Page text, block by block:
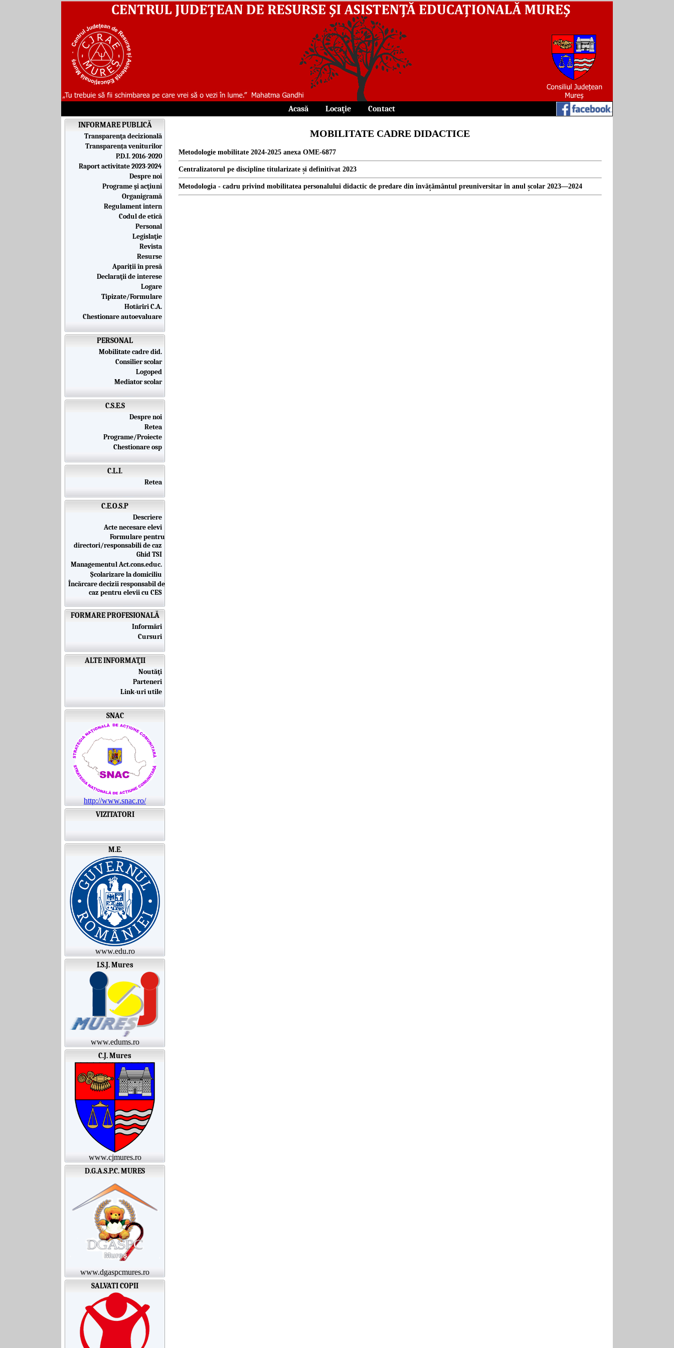
Acasă Locaţie
Contact
INFORMARE PUBLICĂ
Transparenţa decizională
Transparența veniturilor
P.D.I. 2016-2020
Raport activitate 2023-2024
Despre noi
Programe şi acţiuni
Organigramă
Regulament intern
Codul de etică
Personal
Legislaţie
Revista
Resurse
Apariții în presă
Declaraţii de interese
Logare
Tipizate/Formulare
Hotărîri C.A.
Chestionare autoevaluare
PERSONAL
Mobilitate cadre did.
Consilier scolar
Logoped
Mediator scolar
C.S.E.S
Despre noi
Retea
Programe/Proiecte
Chestionare osp
C.L.I.
Retea
C.E.O.S.P
Descriere
Acte necesare elevi
Formulare pentru
directori/responsabili de caz
Ghid TSI
Managementul Act.cons.educ.
Școlarizare la domiciliu
Încărcare decizii responsabil de
caz pentru elevii cu CES
FORMARE PROFESIONALĂ
Informări
Cursuri
ALTE INFORMAŢII
Noutăţi
Parteneri
Link-uri utile
SNAC
http://www.snac.ro/
VIZITATORI
M.E.
www.edu.ro
I.S.J. Mures
www.edums.ro
C.J. Mures
www.cjmures.ro
D.G.A.S.P.C. MURES
www.dgaspcmures.ro
SALVATI COPII
MOBILITATE CADRE DIDACTICE
Metodologie mobilitate 2024-2025 anexa OME-6877
Centralizatorul pe discipline titularizate și definitivat 2023
Metodologia - cadru privind mobilitatea personalului didactic de predare din învățământul preuniversitar în anul școlar 2023—2024